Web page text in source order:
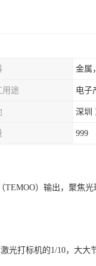
金属
用途 电子
深圳
999
）输出，聚焦光
光打标机的1/10，大大